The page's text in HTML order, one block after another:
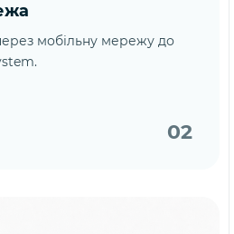
мобільну мережу до
02